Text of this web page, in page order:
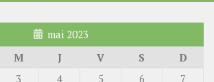
mai 2023
M J V S
D
3 4 5 6
7